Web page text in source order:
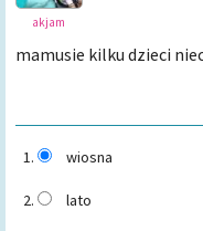
akjam
mamusie kilku dzieci
wiosna
lato